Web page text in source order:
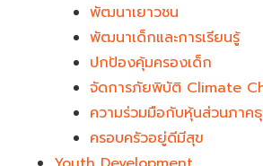
พัฒนาเยาวชน
พัฒนาเด็กและการเรียนรู้
ปกป้องคุ้มครองเด็ก
จัดการภัยพิบัติ Climate
ความร่วมมือกับหุ้นส่วนภาค
ครอบครัวอยู่ดีมีสุข